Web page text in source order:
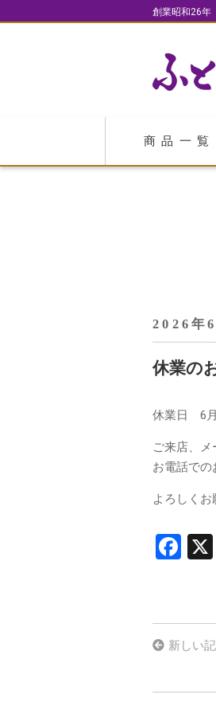
創業昭和26年
商品一覧
2026年
休業の
休業日 6
ご来店、メ
お電話での
よろし
F
b
o
k
新しい